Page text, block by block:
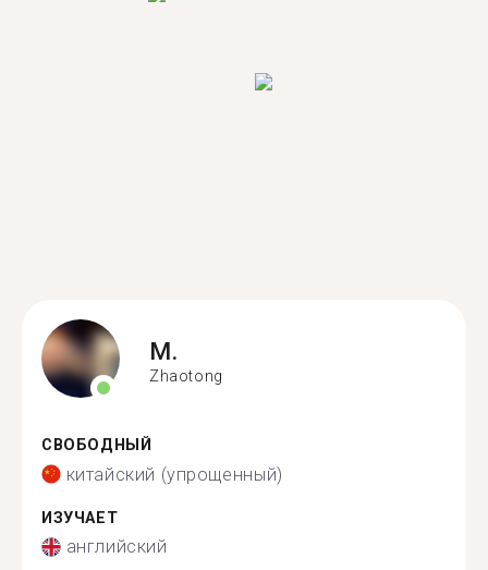
M.
Zhaotong
СВОБОДНЫЙ
китайский (упрощенный)
ИЗУЧАЕТ
английский